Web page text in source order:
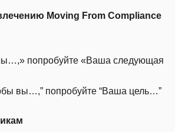
Moving From Compliance
попробуйте «Ваша следующая
вы…,” попробуйте “Ваша цель…”